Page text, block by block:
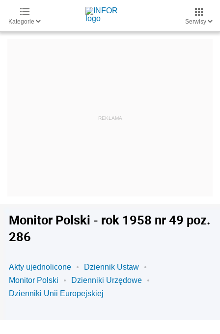
Kategorie Serwisy
Monitor Polski - rok 1958 nr 49 poz.
286
Akty ujednolicone
Dziennik Ustaw
Monitor Polski
Dzienniki Urzędowe
Dzienniki Unii Europejskiej